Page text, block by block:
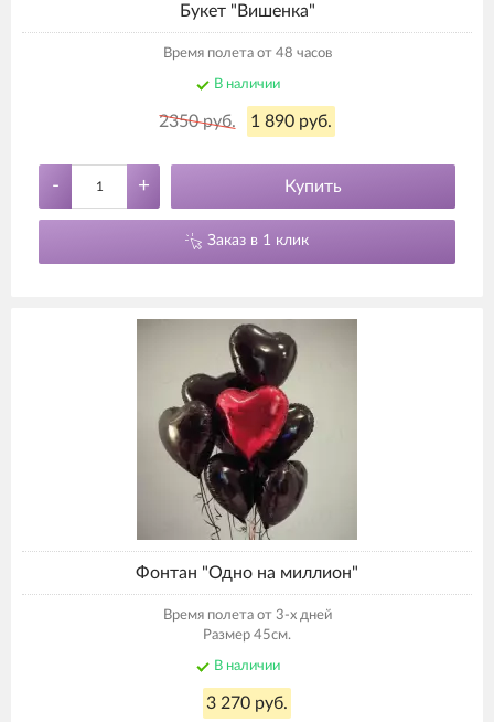
Букет "Вишенка"
Время полета от 48 часов
В наличии
2350 руб. 1 890 руб.
- + Купить
Заказ в 1 клик
Фонтан "Одно на миллион"
Время полета от 3-х дней
Размер 45см.
В наличии
3 270 руб.